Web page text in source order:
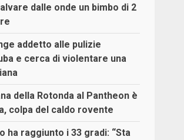
dalle onde un bimbo di 2
addetto alle pulizie
e cerca di violentare una
della Rotonda al Pantheon è
colpa del caldo rovente
ha raggiunto i 33 gradi: “Sta